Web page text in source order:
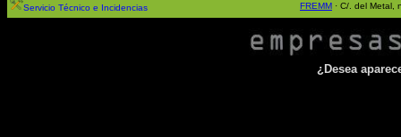
Servicio Técnico e Incidencias FREMM · C/. del Metal,
¿Desea